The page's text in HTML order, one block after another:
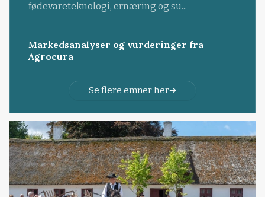
fødevareteknologi, ernæring og su...
Markedsanalyser og vurderinger fra
Agrocura
Se flere emner her